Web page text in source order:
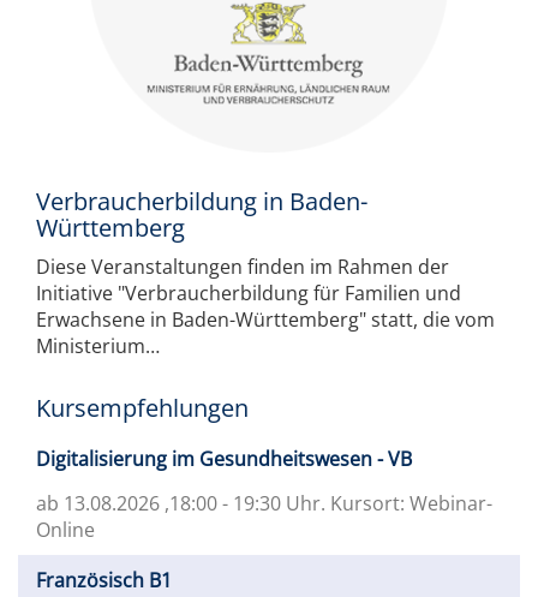
Verbraucherbildung in Baden-
Württemberg
Diese Veranstaltungen finden im Rahmen der
Initiative "Verbraucherbildung für Familien und
Erwachsene in Baden-Württemberg" statt, die vom
Ministerium…
Kursempfehlungen
Digitalisierung im Gesundheitswesen - VB
ab 13.08.2026 ,18:00 - 19:30 Uhr. Kursort: Webinar-
Online
Französisch B1